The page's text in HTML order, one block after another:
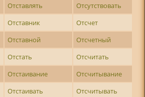
Отставлять
Отсутствовать
Отставник
Отсчет
Отставной
Отсчетный
Отстать
Отсчитать
Отстаивание
Отсчитывание
Отстаивать
Отсчитывать